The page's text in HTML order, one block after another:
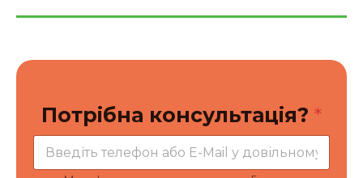
о
н
с
у
Потрібна консультація? *